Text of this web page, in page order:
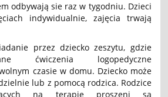
odbywają sie raz w tygodniu. Dzieci
indywidualnie, zajęcia trwają
przez dziecko zeszytu, gdzie
ćwiczenia logopedyczne
czasie w domu. Dziecko może
lub z pomocą rodzica. Rodzice
na terapię proszeni są